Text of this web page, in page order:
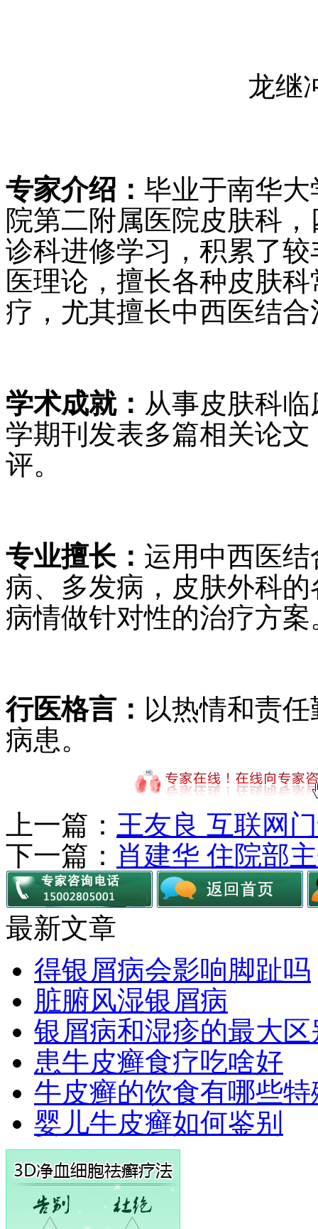
龙继
专家介绍： 毕业于南华
院第二附属医院皮肤科
诊科进修学习，积累了
医理论，擅长各种皮肤
疗，尤其擅长中西医结
学术成就： 从事皮肤科
学期刊发表多篇相关论
评。
专业擅长： 运用中西医
病、多发病，皮肤外科
病情做针对性的治疗方案
行医格言： 以热情和责
病患。
上一篇： 王友良 互联网
下一篇： 肖建华 住院部
最新文章
得银屑病会影响脚趾吗
脏腑风湿银屑病
银屑病和湿疹的最大区
患牛皮癣食疗吃啥好
牛皮癣的饮食有哪些
婴儿牛皮癣如何鉴别